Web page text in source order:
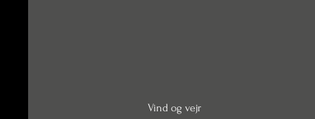
Vind og vejr